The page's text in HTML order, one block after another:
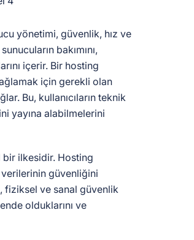
yönetimi, güvenlik, hız ve
bakımını,
içerir. Bir hosting
için gerekli olan
Bu, kullanıcıların teknik
yayına alabilmelerini
ilkesidir. Hosting
verilerinin güvenliğini
fiziksel ve sanal güvenlik
olduklarını ve